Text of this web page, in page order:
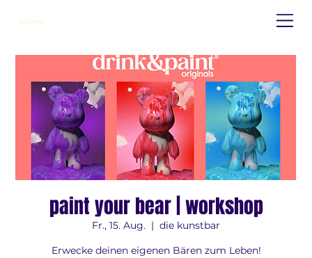
die kunstbar
paint your bear | workshop
Fr., 15. Aug.
  |
die kunstbar
Erwecke deinen eigenen Bären zum Leben!